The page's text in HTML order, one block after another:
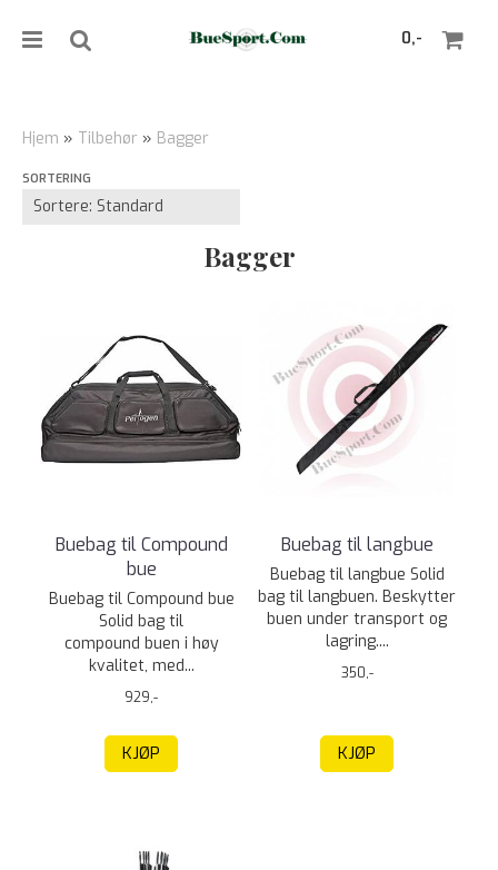
0,-
Hjem » Tilbehør » Bagger
SORTERING
Bagger
Buebag til Compound
bue
Buebag til Compound bue
Solid bag til
compound buen i høy
kvalitet, med...
929,-
KJØP
Buebag til langbue
Buebag til langbue Solid
bag til langbuen. Beskytter
buen under transport og
lagring....
350,-
KJØP